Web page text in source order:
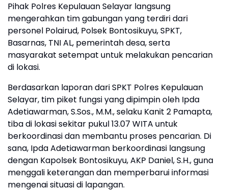
Pihak Polres Kepulauan Selayar langsung
mengerahkan tim gabungan yang terdiri dari
personel Polairud, Polsek Bontosikuyu, SPKT,
Basarnas, TNI AL, pemerintah desa, serta
masyarakat setempat untuk melakukan pencarian
di lokasi.
Berdasarkan laporan dari SPKT Polres Kepulauan
Selayar, tim piket fungsi yang dipimpin oleh Ipda
Adetiawarman, S.Sos., M.M., selaku Kanit 2 Pamapta,
tiba di lokasi sekitar pukul 13.07 WITA untuk
berkoordinasi dan membantu proses pencarian. Di
sana, Ipda Adetiawarman berkoordinasi langsung
dengan Kapolsek Bontosikuyu, AKP Daniel, S.H., guna
menggali keterangan dan memperbarui informasi
mengenai situasi di lapangan.